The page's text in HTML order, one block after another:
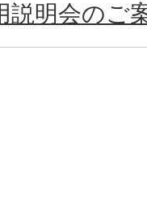
説明会のご